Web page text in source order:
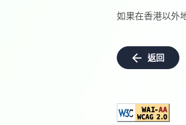
如果在香港以外
返回